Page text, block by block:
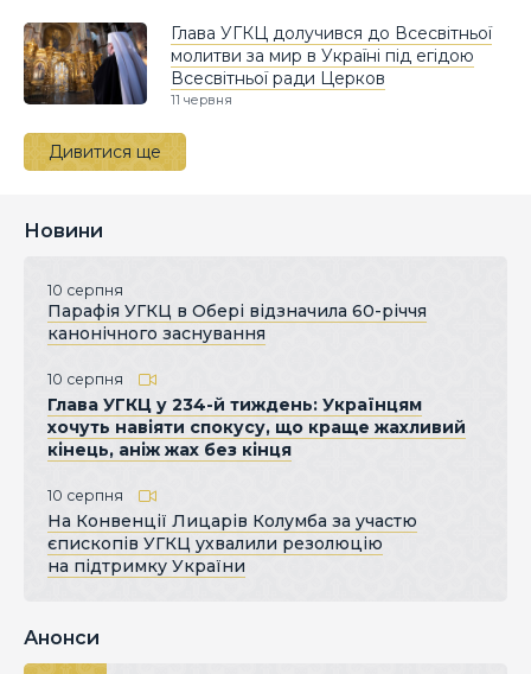
Глава УГКЦ долучився до Всесвітньої
молитви за мир в Україні під егідою
Всесвітньої ради Церков
11 червня
Дивитися ще
Новини
10 серпня
Парафія УГКЦ в Обері відзначила 60-річчя
канонічного заснування
10 серпня
Глава УГКЦ у 234-й тиждень: Українцям
хочуть навіяти спокусу, що краще жахливий
кінець, аніж жах без кінця
10 серпня
На Конвенції Лицарів Колумба за участю
єпископів УГКЦ ухвалили резолюцію
на підтримку України
Анонси